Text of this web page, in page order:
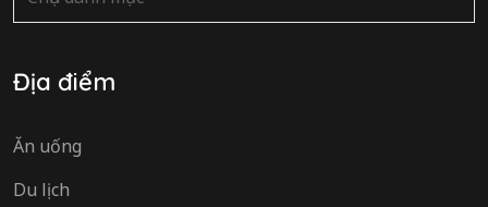
mục
Địa điểm
Ăn uống
Du lịch